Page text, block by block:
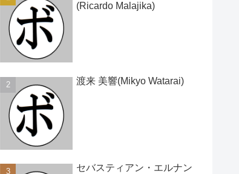
(Ricardo Malajika)
渡来 美響(Mikyo Watarai)
セバスティアン・エルナン